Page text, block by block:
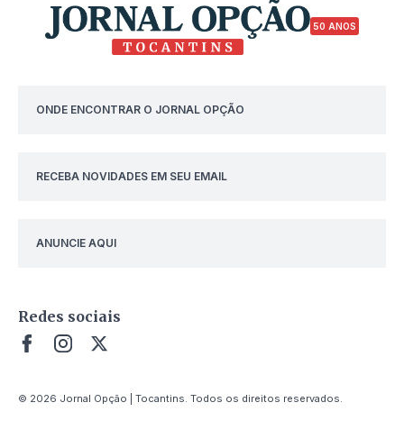
50 ANOS
ONDE ENCONTRAR O JORNAL OPÇÃO
RECEBA NOVIDADES EM SEU EMAIL
ANUNCIE AQUI
Redes sociais
© 2026 Jornal Opção | Tocantins. Todos os direitos reservados.